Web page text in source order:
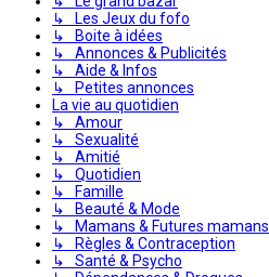
↳ Les Jeux du fofo
↳ Boite à idées
↳ Annonces & Publicités
↳ Aide & Infos
↳ Petites annonces
La vie au quotidien
↳ Amour
↳ Sexualité
↳ Amitié
↳ Quotidien
↳ Famille
↳ Beauté & Mode
↳ Mamans & Futures mamans
↳ Règles & Contraception
↳ Santé & Psycho